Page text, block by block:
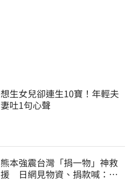
想生女兒卻連生10寶！年輕夫
妻吐1句心聲
熊本強震台灣「捐一物」神救
援 日網見物資、捐款喊：給